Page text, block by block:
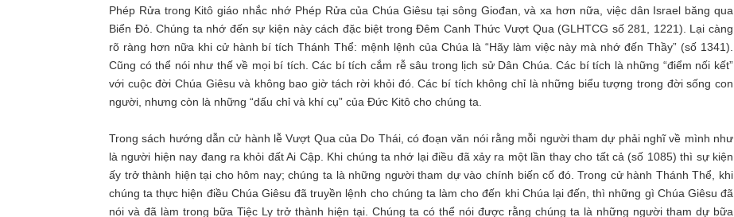
Phép Rửa trong Kitô giáo nhắc nhớ Phép Rửa của Chúa Giêsu tại sông Giođan, và xa hơn nữa, việc dân Israel băng qua
Biển Đỏ. Chúng ta nhớ đến sự kiện này cách đặc biệt trong Đêm Canh Thức Vượt Qua (GLHTCG số 281, 1221). Lại càng
rõ ràng hơn nữa khi cử hành bí tích Thánh Thể: mệnh lệnh của Chúa là “Hãy làm việc này mà nhớ đến Thầy” (số 1341).
Cũng có thể nói như thế về mọi bí tích. Các bí tích cắm rễ sâu trong lịch sử Dân Chúa. Các bí tích là những “điểm nối kết”
với cuộc đời Chúa Giêsu và không bao giờ tách rời khỏi đó. Các bí tích không chỉ là những biểu tượng trong đời sống con
người, nhưng còn là những “dấu chỉ và khí cụ” của Đức Kitô cho chúng ta.
Trong sách hướng dẫn cử hành lễ Vượt Qua của Do Thái, có đoạn văn nói rằng mỗi người tham dự phải nghĩ về mình như
là người hiện nay đang ra khỏi đất Ai Cập. Khi chúng ta nhớ lại điều đã xảy ra một lần thay cho tất cả (số 1085) thì sự kiện
ấy trở thành hiện tại cho hôm nay; chúng ta là những người tham dự vào chính biến cố đó. Trong cử hành Thánh Thể, khi
chúng ta thực hiện điều Chúa Giêsu đã truyền lệnh cho chúng ta làm cho đến khi Chúa lại đến, thì những gì Chúa Giêsu đã
nói và đã làm trong bữa Tiệc Ly trở thành hiện tại. Chúng ta có thể nói được rằng chúng ta là những người tham dự bữa